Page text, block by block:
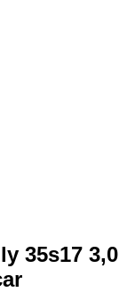
35s17 3,0